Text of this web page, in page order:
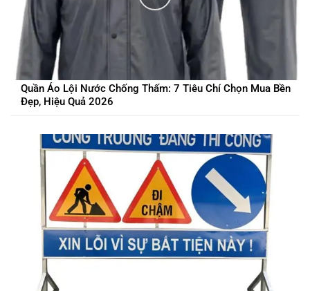
Quần Áo Lội Nước Chống Thấm: 7 Tiêu Chí Chọn Mua Bền
Đẹp, Hiệu Quả 2026